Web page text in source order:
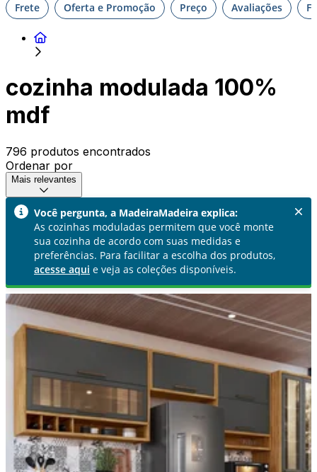
Frete Oferta e Promoção Preço Avaliações
cozinha modulada 100%
mdf
796 produtos encontrados
Ordenar por
Mais relevantes
Você pergunta, a MadeiraMadeira explica:
As cozinhas moduladas permitem que você monte
sua cozinha de acordo com suas medidas e
preferências. Para facilitar a escolha dos produtos,
acesse aqui e veja as coleções disponíveis.